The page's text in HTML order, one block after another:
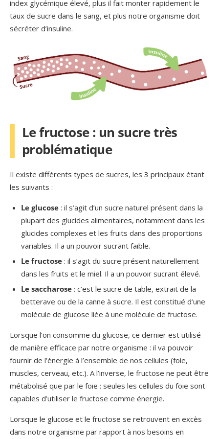
index glycémique élevé, plus il fait monter rapidement le
taux de sucre dans le sang, et plus notre organisme doit
sécréter d’insuline.
Le fructose : un sucre très
problématique
Il existe différents types de sucres, les 3 principaux étant
les suivants :
Le glucose : il s’agit d’un sucre naturel présent dans la
plupart des glucides alimentaires, notamment dans les
glucides complexes et les fruits dans des proportions
variables. Il a un pouvoir sucrant faible.
Le fructose : il s’agit du sucre présent naturellement
dans les fruits et le miel. Il a un pouvoir sucrant élevé.
Le saccharose : c’est le sucre de table, extrait de la
betterave ou de la canne à sucre. Il est constitué d’une
molécule de glucose liée à une molécule de fructose.
Lorsque l’on consomme du glucose, ce dernier est utilisé
de manière efficace par notre organisme : il va pouvoir
fournir de l’énergie à l’ensemble de nos cellules (foie,
muscles, cerveau, etc.). A l’inverse, le fructose ne peut être
métabolisé que par le foie : seules les cellules du foie sont
capables d’utiliser le fructose comme énergie.
Lorsque le glucose et le fructose se retrouvent en excès
dans notre organisme par rapport à nos besoins en